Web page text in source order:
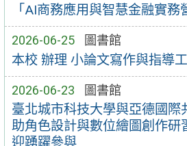
「AI商務應用與智慧金融實
2026-06-25 圖書館
本校 辦理 小論文寫作與指導
2026-06-23 圖書館
臺北城市科技大學與亞德國際
助角色設計與數位繪圖創作研
迎踴躍參與